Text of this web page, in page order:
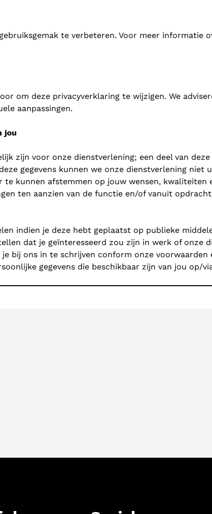
te verbeteren. Voor meer informatie
om deze privacyverklaring te wijzigen. We
aanpassingen.
jou
zijn voor onze dienstverlening; een deel van
gegevens kunnen we onze dienstverlening niet
kunnen afstemmen op jouw wensen, kwaliteiten
ten aanzien van de functie en/of vanuit
indien je deze hebt geplaatst op publieke
dat je geïnteresseerd zou zijn in werk of onze
bij ons in te schrijven conform onze
gegevens die beschikbaar zijn van jou op/